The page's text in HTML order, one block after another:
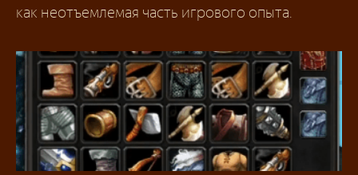
как неотъемлемая часть игрового опыта.